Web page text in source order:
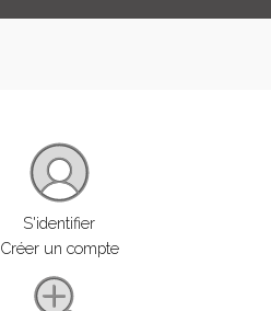
S'identifier
Créer un compte